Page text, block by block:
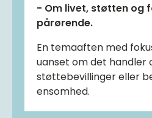
- Om livet, støtten og
pårørende.
En temaaften med
uanset om det handler
støttebevillinger eller
ensomhed.